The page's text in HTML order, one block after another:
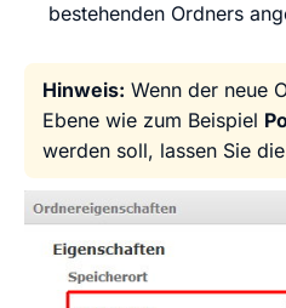
bestehenden Ordners
Hinweis: Wenn der neue
Ebene wie zum Beispiel
werden soll, lassen Sie